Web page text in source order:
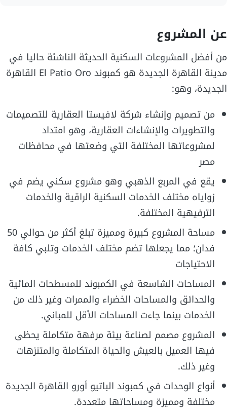
عن المشروع
من أفضل المشروعات السكنية الحديثة الناشئة حاليا في
مدينة القاهرة الجديدة هو كمبوند El Patio Oro القاهرة
الجديدة، وهو:
من تصميم وإنشاء شركة لافيستا العقارية للتصميمات
والتطويرات والإنشاءات العقارية، وهو امتداد
لمشروعاتها المختلفة التي وضعتها في محافظات
مصر
يقع في المربع الذهبي وهو مشروع سكني يضم في
زواياه مختلف الخدمات السكنية الراقية والخدمات
الترفيهية المختلفة.
مساحة المشروع كبيرة ومميزة تبلغ أكثر من حوالي 50
فدان؛ مما يجعلها تضم مختلف الخدمات وتلبي كافة
الاحتياجات
المساحات الشاسعة في الكمبوند للمسطحات المائية
والحدائق والمساحات الخضراء والممرات وغير ذلك من
الخدمات بينما جاءت المساحات الأقل للمباني.
المشروع مصمم لصناعة بيئة مرفهة متكاملة يحظى
فيها العميل بالعيش والحياة المتكاملة والمتنزهات
وغير ذلك.
أنواع الوحدات في كمبوند الباتيو أورو القاهرة الجديدة
مختلفة ومميزة ومساحاتها متعددة.